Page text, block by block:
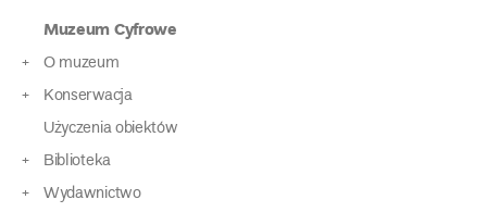
Muzeum Cyfrowe
O muzeum
Konserwacja
Użyczenia obiektów
Biblioteka
Wydawnictwo